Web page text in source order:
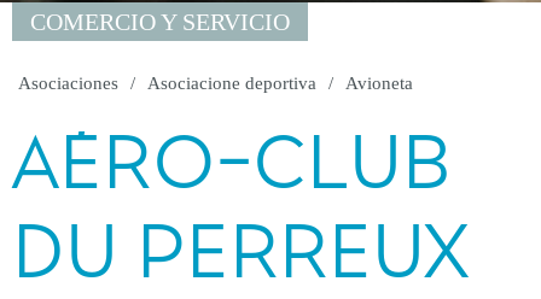
COMERCIO Y SERVICIO
Asociaciones Asociacione deportiva Avioneta
AÉRO-CLUB
DU PERREUX